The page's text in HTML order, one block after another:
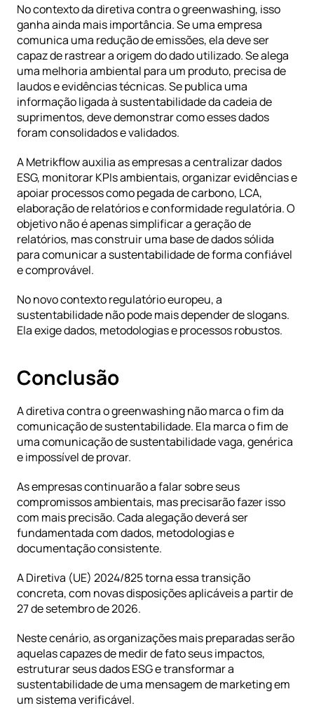
No contexto da diretiva contra o greenwashing, isso
ganha ainda mais importância. Se uma empresa
comunica uma redução de emissões, ela deve ser
capaz de rastrear a origem do dado utilizado. Se alega
uma melhoria ambiental para um produto, precisa de
laudos e evidências técnicas. Se publica uma
informação ligada à sustentabilidade da cadeia de
suprimentos, deve demonstrar como esses dados
foram consolidados e validados.
A Metrikflow auxilia as empresas a centralizar dados
ESG, monitorar KPIs ambientais, organizar evidências e
apoiar processos como pegada de carbono, LCA,
elaboração de relatórios e conformidade regulatória. O
objetivo não é apenas simplificar a geração de
relatórios, mas construir uma base de dados sólida
para comunicar a sustentabilidade de forma confiável
e comprovável.
No novo contexto regulatório europeu, a
sustentabilidade não pode mais depender de slogans.
Ela exige dados, metodologias e processos robustos.
Conclusão
A diretiva contra o greenwashing não marca o fim da
comunicação de sustentabilidade. Ela marca o fim de
uma comunicação de sustentabilidade vaga, genérica
e impossível de provar.
As empresas continuarão a falar sobre seus
compromissos ambientais, mas precisarão fazer isso
com mais precisão. Cada alegação deverá ser
fundamentada com dados, metodologias e
documentação consistente.
A Diretiva (UE) 2024/825 torna essa transição
concreta, com novas disposições aplicáveis a partir de
27 de setembro de 2026.
Neste cenário, as organizações mais preparadas serão
aquelas capazes de medir de fato seus impactos,
estruturar seus dados ESG e transformar a
sustentabilidade de uma mensagem de marketing em
um sistema verificável.